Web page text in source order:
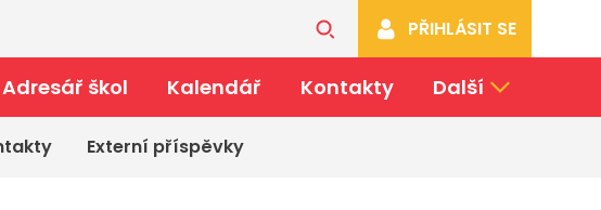
PŘIHLÁSIT SE
Adresář škol Kalendář Kontakty Další
Externí příspěvky